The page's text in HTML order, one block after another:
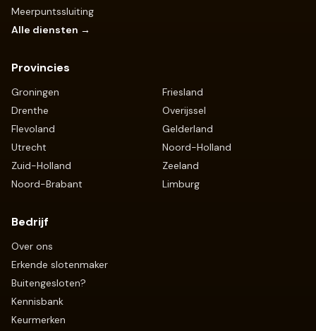
Meerpuntssluiting
Alle diensten →
Provincies
Groningen
Friesland
Drenthe
Overijssel
Flevoland
Gelderland
Utrecht
Noord-Holland
Zuid-Holland
Zeeland
Noord-Brabant
Limburg
Bedrijf
Over ons
Erkende slotenmaker
Buitengesloten?
Kennisbank
Keurmerken